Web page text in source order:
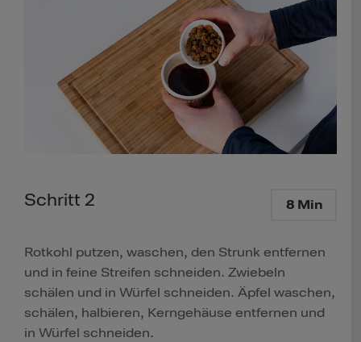
Schritt 2 8 Min
Rotkohl putzen, waschen, den Strunk entfernen
und in feine Streifen schneiden. Zwiebeln
schälen und in Würfel schneiden. Äpfel waschen,
schälen, halbieren, Kerngehäuse entfernen und
in Würfel schneiden.